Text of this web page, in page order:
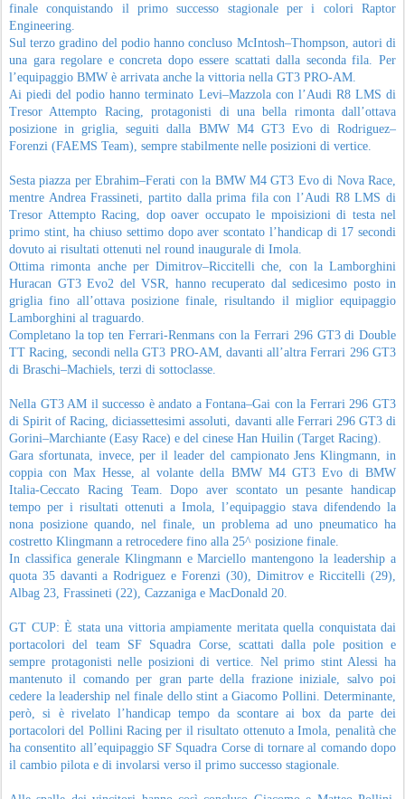
finale conquistando il primo successo stagionale per i colori Raptor
Engineering.
Sul terzo gradino del podio hanno concluso McIntosh–Thompson, autori di
una gara regolare e concreta dopo essere scattati dalla seconda fila. Per
l’equipaggio BMW è arrivata anche la vittoria nella GT3 PRO-AM.
Ai piedi del podio hanno terminato Levi–Mazzola con l’Audi R8 LMS di
Tresor Attempto Racing, protagonisti di una bella rimonta dall’ottava
posizione in griglia, seguiti dalla BMW M4 GT3 Evo di Rodriguez–
Forenzi (FAEMS Team), sempre stabilmente nelle posizioni di vertice.
Sesta piazza per Ebrahim–Ferati con la BMW M4 GT3 Evo di Nova Race,
mentre Andrea Frassineti, partito dalla prima fila con l’Audi R8 LMS di
Tresor Attempto Racing, dop oaver occupato le mpoisizioni di testa nel
primo stint, ha chiuso settimo dopo aver scontato l’handicap di 17 secondi
dovuto ai risultati ottenuti nel round inaugurale di Imola.
Ottima rimonta anche per Dimitrov–Riccitelli che, con la Lamborghini
Huracan GT3 Evo2 del VSR, hanno recuperato dal sedicesimo posto in
griglia fino all’ottava posizione finale, risultando il miglior equipaggio
Lamborghini al traguardo.
Completano la top ten Ferrari-Renmans con la Ferrari 296 GT3 di Double
TT Racing, secondi nella GT3 PRO-AM, davanti all’altra Ferrari 296 GT3
di Braschi–Machiels, terzi di sottoclasse.
Nella GT3 AM il successo è andato a Fontana–Gai con la Ferrari 296 GT3
di Spirit of Racing, diciassettesimi assoluti, davanti alle Ferrari 296 GT3 di
Gorini–Marchiante (Easy Race) e del cinese Han Huilin (Target Racing).
Gara sfortunata, invece, per il leader del campionato Jens Klingmann, in
coppia con Max Hesse, al volante della BMW M4 GT3 Evo di BMW
Italia-Ceccato Racing Team. Dopo aver scontato un pesante handicap
tempo per i risultati ottenuti a Imola, l’equipaggio stava difendendo la
nona posizione quando, nel finale, un problema ad uno pneumatico ha
costretto Klingmann a retrocedere fino alla 25^ posizione finale.
In classifica generale Klingmann e Marciello mantengono la leadership a
quota 35 davanti a Rodriguez e Forenzi (30), Dimitrov e Riccitelli (29),
Albag 23, Frassineti (22), Cazzaniga e MacDonald 20.
GT CUP: È stata una vittoria ampiamente meritata quella conquistata dai
portacolori del team SF Squadra Corse, scattati dalla pole position e
sempre protagonisti nelle posizioni di vertice. Nel primo stint Alessi ha
mantenuto il comando per gran parte della frazione iniziale, salvo poi
cedere la leadership nel finale dello stint a Giacomo Pollini. Determinante,
però, si è rivelato l’handicap tempo da scontare ai box da parte dei
portacolori del Pollini Racing per il risultato ottenuto a Imola, penalità che
ha consentito all’equipaggio SF Squadra Corse di tornare al comando dopo
il cambio pilota e di involarsi verso il primo successo stagionale.